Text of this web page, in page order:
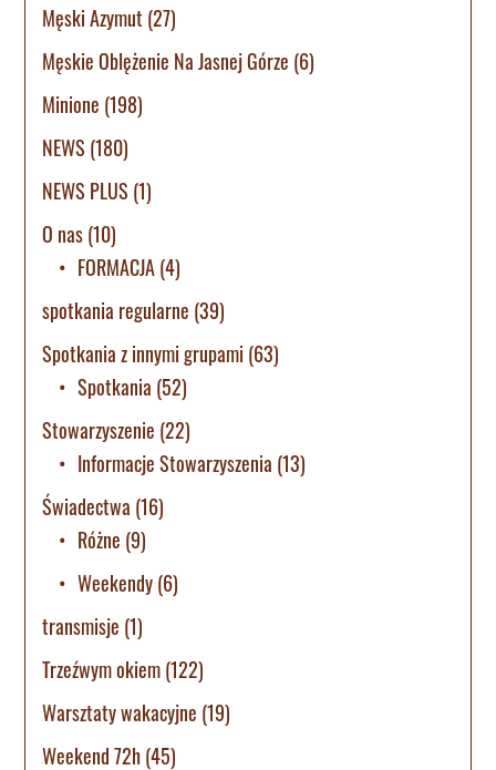
Męski Azymut (27)
Męskie Oblężenie Na Jasnej Górze (6)
Minione (198)
NEWS (180)
NEWS PLUS (1)
O nas(10)
FORMACJA(4)
spotkania regularne (39)
Spotkania z innymi grupami (63)
Spotkania (52)
Stowarzyszenie (22)
Informacje Stowarzyszenia (13)
Świadectwa (16)
Różne (9)
Weekendy(6)
transmisje (1)
Trzeźwym okiem(122)
Warsztaty wakacyjne (19)
Weekend 72h(45)